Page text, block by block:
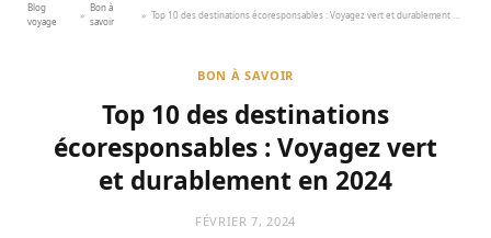
Blog
voyage
»
Bon à
savoir
»
BON À SAVOIR
Top 10 des destinations
écoresponsables : Voyagez vert
et durablement en 2024
FÉVRIER 7, 2024